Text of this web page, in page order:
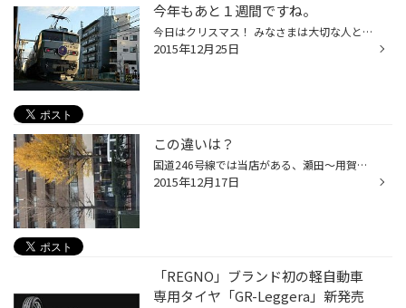
今年もあと１週間ですね。
今日はクリスマス！ みなさまは大切な人と過ごしたり、家族サービスをしてるんでしょうか？ そんなクリスマス。 例年うちみたいな業種は空いてます。(あくまで例年です。) 年越し前にタイヤ、オイル、バッテリーの交換はいかがですか？ 画像は全然関係ないですが、先日、今年一番キマった写真が撮れ...
2015年12月25日
この違いは？
国道246号線では当店がある、瀬田〜用賀の東京都で 首都高の高架が無い区間にだけある、銀杏の街路樹。 でも隣同士なのに、写真のように枯れ方が違います。 不思議。日光の当たり方や風の当たり方も同じはず。 木も十人十色(十木十色？)なんですかね？
2015年12月17日
「REGNO」ブランド初の軽自動車
専用タイヤ「GR-Leggera」新発売